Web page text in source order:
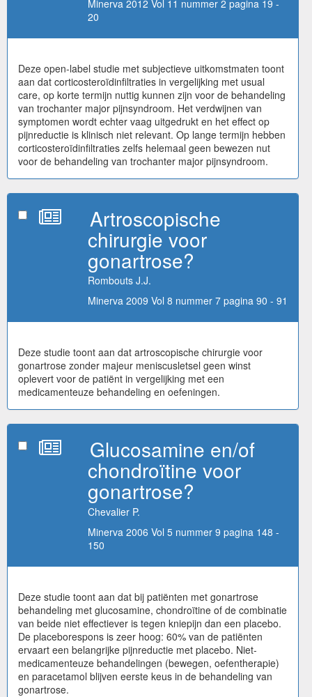
Minerva 2012 Vol 11 nummer 2 pagina 19 -
20
Deze open-label studie met subjectieve uitkomstmaten toont
aan dat corticosteroïdinfiltraties in vergelijking met usual
care, op korte termijn nuttig kunnen zijn voor de behandeling
van trochanter major pijnsyndroom. Het verdwijnen van
symptomen wordt echter vaag uitgedrukt en het effect op
pijnreductie is klinisch niet relevant. Op lange termijn hebben
corticosteroïdinfiltraties zelfs helemaal geen bewezen nut
voor de behandeling van trochanter major pijnsyndroom.
Artroscopische
chirurgie voor
gonartrose?
Rombouts J.J.
Minerva 2009 Vol 8 nummer 7 pagina 90 - 91
Deze studie toont aan dat artroscopische chirurgie voor
gonartrose zonder majeur meniscusletsel geen winst
oplevert voor de patiënt in vergelijking met een
medicamenteuze behandeling en oefeningen.
Glucosamine en/of
chondroïtine voor
gonartrose?
Chevalier P.
Minerva 2006 Vol 5 nummer 9 pagina 148 -
150
Deze studie toont aan dat bij patiënten met gonartrose
behandeling met glucosamine, chondroïtine of de combinatie
van beide niet effectiever is tegen kniepijn dan een placebo.
De placeborespons is zeer hoog: 60% van de patiënten
ervaart een belangrijke pijnreductie met placebo. Niet-
medicamenteuze behandelingen (bewegen, oefentherapie)
en paracetamol blijven eerste keus in de behandeling van
gonartrose.